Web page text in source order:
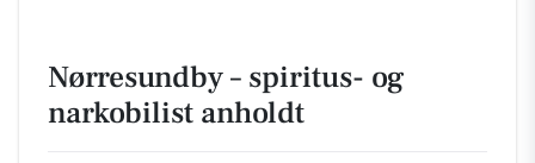
Nørresundby – spiritus- og
narkobilist anholdt